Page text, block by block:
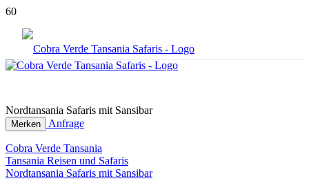
Nordtansania Safaris mit Sansibar
Merken Anfrage
Cobra Verde Tansania
Tansania Reisen und Safaris
Nordtansania Safaris mit Sansibar